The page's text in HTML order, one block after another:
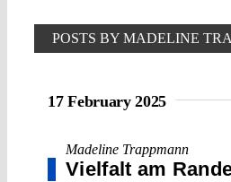
POSTS BY MADELINE
17 February 2025
Madeline Trappmann
Vielfalt am